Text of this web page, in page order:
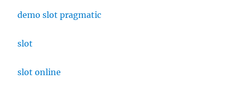
demo slot pragmatic
slot
slot online